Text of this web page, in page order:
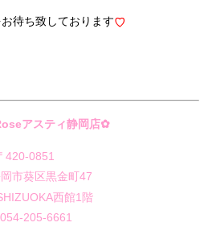
待ち致しております♡
アスティ静岡店✿
420-0851
市葵区黒金町47
西館1階
205-6661